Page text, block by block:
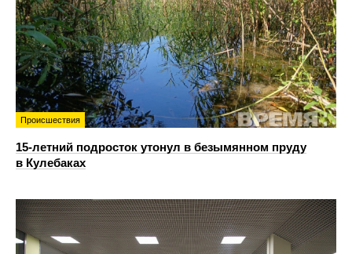
Происшествия
15-летний подросток утонул в безымянном пруду
в Кулебаках